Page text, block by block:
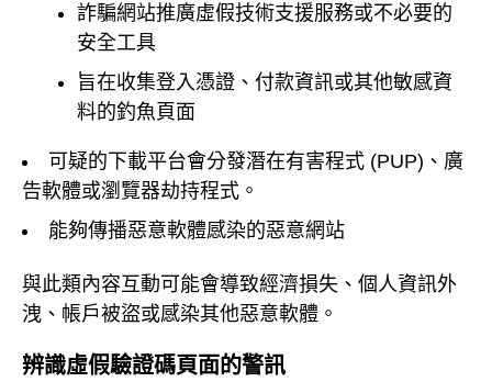
詐騙網站推廣虛假技術支援服務或不必要的
安全工具
旨在收集登入憑證、付款資訊或其他敏感資
料的釣魚頁面
可疑的下載平台會分發潛在有害程式 (PUP)、廣
告軟體或瀏覽器劫持程式。
能夠傳播惡意軟體感染的惡意網站
與此類內容互動可能會導致經濟損失、個人資訊外
洩、帳戶被盜或感染其他惡意軟體。
辨識虛假驗證碼頁面的警訊